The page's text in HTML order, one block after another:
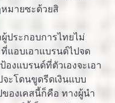
มายซะด้วยสิ
ประกอบการไทยไม่
แอบเอาแบรนด์ไปจด
งแบรนด์ที่ตัวเองจะเอา
จะโดนขูดรีดเงินแบบ
องเคสนี้ก็คือ ทางผู้นำ